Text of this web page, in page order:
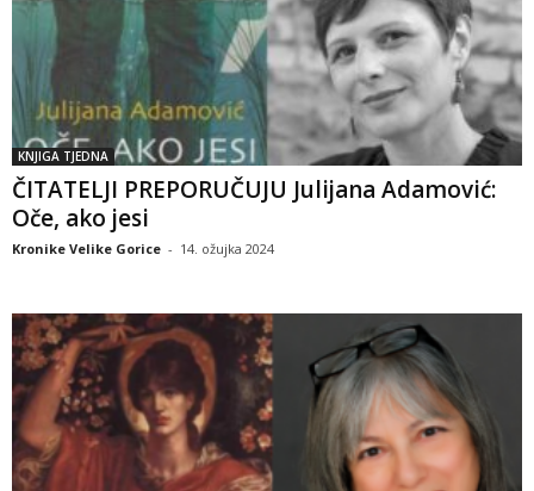
KNJIGA TJEDNA
ČITATELJI PREPORUČUJU Julijana Adamović:
Oče, ako jesi
Kronike Velike Gorice - 14. ožujka 2024